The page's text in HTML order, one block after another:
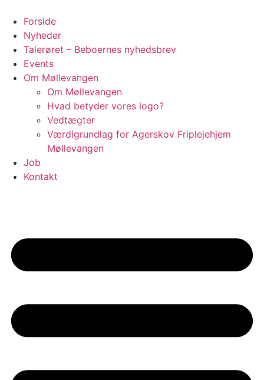
indhold
Forside
Nyheder
Talerøret – Beboernes nyhedsbrev
Events
Om Møllevangen
Om Møllevangen
Hvad betyder vores logo?
Vedtægter
Værdigrundlag for Agerskov Friplejehjem
Møllevangen
Job
Kontakt